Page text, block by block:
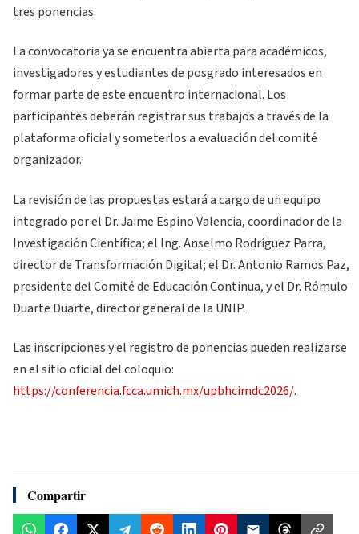
tres ponencias.
La convocatoria ya se encuentra abierta para académicos,
investigadores y estudiantes de posgrado interesados en
formar parte de este encuentro internacional. Los
participantes deberán registrar sus trabajos a través de la
plataforma oficial y someterlos a evaluación del comité
organizador.
La revisión de las propuestas estará a cargo de un equipo
integrado por el Dr. Jaime Espino Valencia, coordinador de la
Investigación Científica; el Ing. Anselmo Rodríguez Parra,
director de Transformación Digital; el Dr. Antonio Ramos Paz,
presidente del Comité de Educación Continua, y el Dr. Rómulo
Duarte Duarte, director general de la UNIP.
Las inscripciones y el registro de ponencias pueden realizarse
en el sitio oficial del coloquio:
https://conferencia.fcca.umich.mx/upbhcimdc2026/.
Compartir